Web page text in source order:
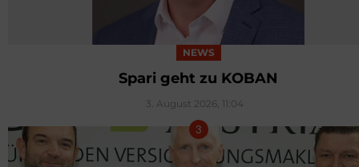
NEWS
Spari geht zu KOBAN
3. August 2026, 11:04